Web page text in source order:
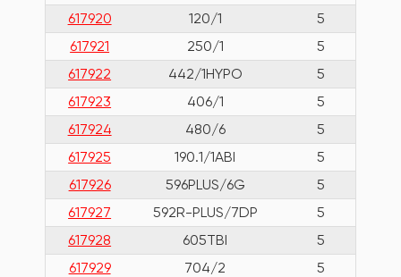
617920
120/1
5
617921
250/1
5
617922
442/1HYPO
5
617923
406/1
5
617924
480/6
5
617925
190.1/1ABI
5
617926
596PLUS/6G
5
617927
592R-PLUS/7DP
5
617928
605TBI
5
617929
704/2
5